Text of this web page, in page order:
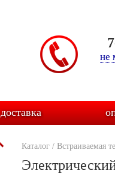
не
доставка
Каталог / Встраиваемая